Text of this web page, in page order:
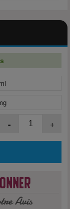
- +
Avis